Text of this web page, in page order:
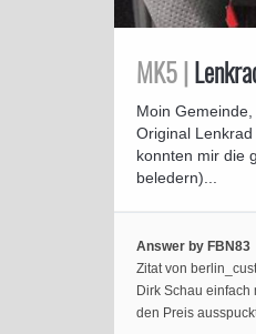
MK5 |
Moin
Original
konnten mir die
beledern)...
Answer by FBN83
Zitat von
Dirk Schau
den Preis